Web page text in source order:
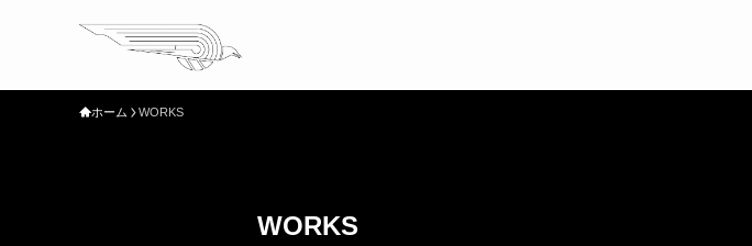
ホーム WORKS
WORKS